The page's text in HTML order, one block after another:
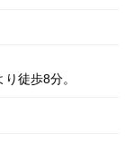
徒歩8分。